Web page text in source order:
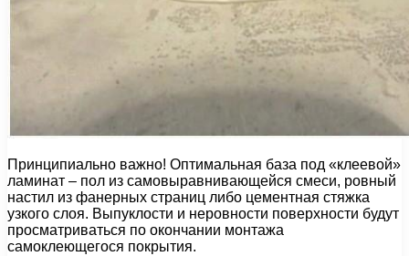
Принципиально важно! Оптимальная база под «клеевой»
ламинат – пол из самовыравнивающейся смеси, ровный
настил из фанерных страниц либо цементная стяжка
узкого слоя. Выпуклости и неровности поверхности будут
просматриваться по окончании монтажа
самоклеющегося покрытия.